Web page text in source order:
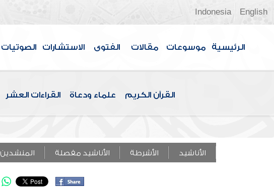
English
Indonesia
الرئيسية موسوعات مقالات الفتوى الاستشارات الصوتيات
القرآن الكريم علماء ودعاة القراءات العشر
الأناشيد الأشرطة الأناشيد مفصلة المنشدين